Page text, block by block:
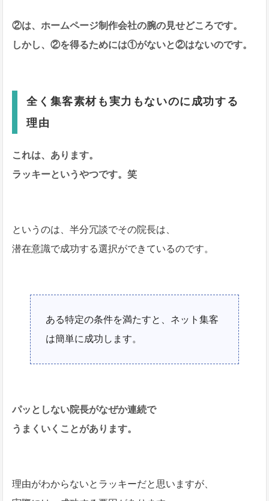
②は、ホームページ制作会社の腕の見せどころです。
しかし、②を得るためには①がないと②はないのです。
全く集客素材も実力もないのに成功する
理由
これは、あります。
ラッキーというやつです。笑
というのは、半分冗談でその院長は、
潜在意識で成功する選択ができているのです。
ある特定の条件を満たすと、ネット集客
は簡単に成功します。
パッとしない院長がなぜか連続で
うまくいくことがあります。
理由がわからないとラッキーだと思いますが、